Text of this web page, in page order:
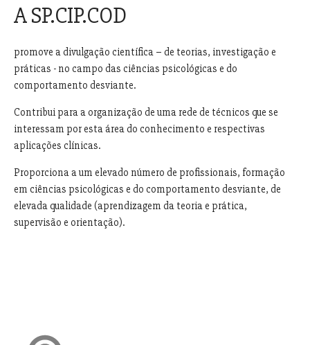
A SP.CIP.COD
promove a divulgação científica – de teorias, investigação e
práticas - no campo das ciências psicológicas e do
comportamento desviante.
Contribui para a organização de uma rede de técnicos que se
interessam por esta área do conhecimento e respectivas
aplicações clínicas.
Proporciona a um elevado número de profissionais, formação
em ciências psicológicas e do comportamento desviante, de
elevada qualidade (aprendizagem da teoria e prática,
supervisão e orientação).